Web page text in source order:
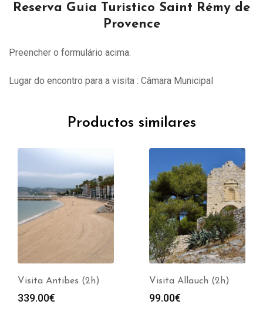
Reserva Guia Turistico Saint Rémy de
Provence
Preencher o formulário acima.
Lugar do encontro para a visita : Câmara Municipal
Productos similares
Visita Antibes (2h)
339.00€
Visita Allauch (2h)
99.00€